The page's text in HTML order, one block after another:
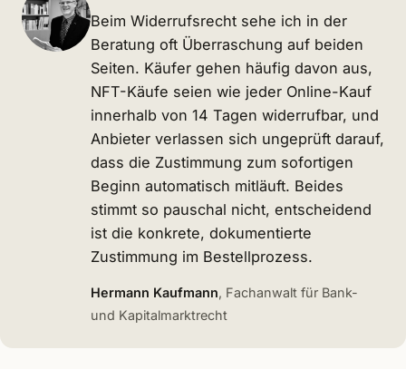
Beim Widerrufsrecht sehe ich in der
Beratung oft Überraschung auf beiden
Seiten. Käufer gehen häufig davon aus,
NFT-Käufe seien wie jeder Online-Kauf
innerhalb von 14 Tagen widerrufbar, und
Anbieter verlassen sich ungeprüft darauf,
dass die Zustimmung zum sofortigen
Beginn automatisch mitläuft. Beides
stimmt so pauschal nicht, entscheidend
ist die konkrete, dokumentierte
Zustimmung im Bestellprozess.
Hermann Kaufmann, Fachanwalt für Bank-
und Kapitalmarktrecht